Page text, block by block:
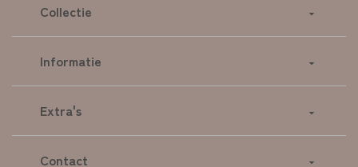
Collectie
Informatie
Extra's
Contact